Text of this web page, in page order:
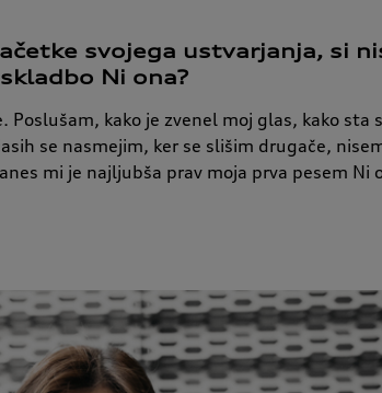
svojega ustvarjanja, si
Ni ona?
Poslušam, kako je zvenel moj glas, kako sta
se nasmejim, ker se slišim drugače,
mi je najljubša prav moja prva pesem Ni